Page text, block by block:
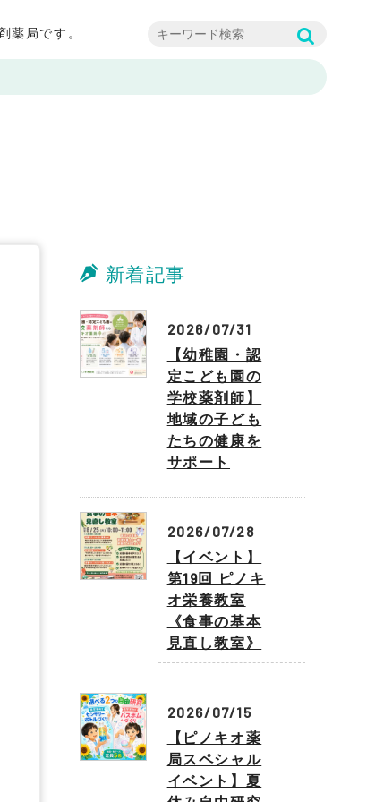
薬局です。
新着記事
2026/07/31
【幼稚園・認
定こども園の
学校薬剤師】
地域の子ども
たちの健康を
サポート
2026/07/28
【イベント】
第19回 ピノキ
オ栄養教室
《食事の基本
見直し教室》
2026/07/15
【ピノキオ薬
局スペシャル
イベント】夏